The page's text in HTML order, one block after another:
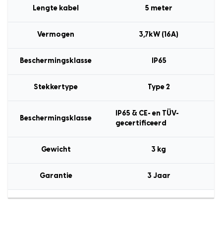
Lengte kabel 5 meter
Vermogen 3,7kW (16A)
Beschermingsklasse IP65
Stekkertype Type 2
Beschermingsklasse
IP65 & CE- en TÜV-
gecertificeerd
Gewicht 3 kg
Garantie 3 Jaar